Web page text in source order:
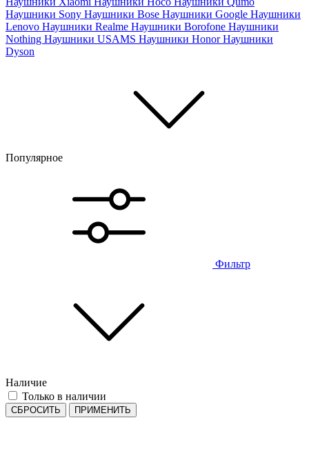
Наушники Sony Наушники Bose Наушники Google Наушники
Lenovo Наушники Realme Наушники Borofone Наушники
Nothing Наушники USAMS Наушники HonorНаушники
Dyson
Популярное
Фильтр
Наличие
Только в наличии
СБРОСИТЬ ПРИМЕНИТЬ